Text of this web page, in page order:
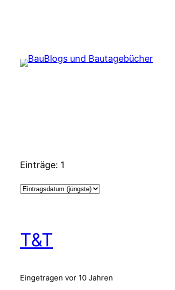
Einträge: 1
T&T
Eingetragen vor 10 Jahren